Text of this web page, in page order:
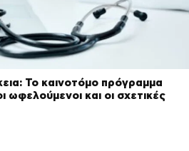
Το καινοτόμο πρόγραμμα
ωφελούμενοι και οι σχετικές